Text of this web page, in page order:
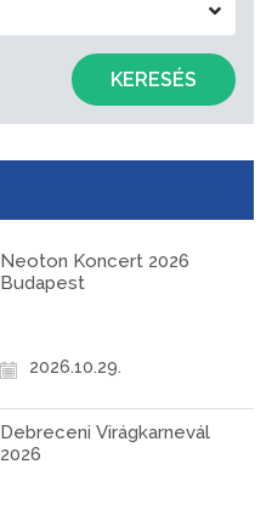
KERESÉS
Neoton Koncert 2026
Budapest
2026.10.29.
Debreceni Virágkarnevál
2026